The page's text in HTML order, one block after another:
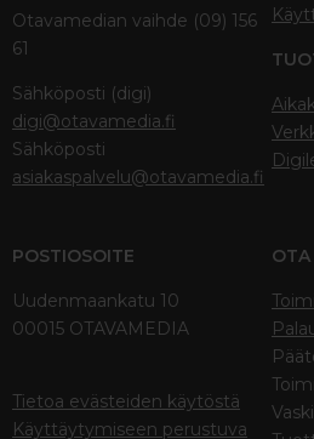
Otavamedian vaihde (09) 156
61
Sähköposti (digi)
digi@otavamedia.fi
Sähköposti
asiakaspalvelu@otavamedia.fi
POSTIOSOITE
Uudenmaankatu 10
00015 OTAVAMEDIA
Tietoa evästeiden käytöstä
Käyttäytymiseen perustuva